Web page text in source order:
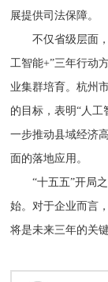
展提供司法保障。
不仅省级层面
工智能+”三年行动
业集群培育。杭州
的目标，表明“人
一步推动县域经济
面的落地应用。
“十五五”开局
始。对于企业而言
将是未来三年的关键